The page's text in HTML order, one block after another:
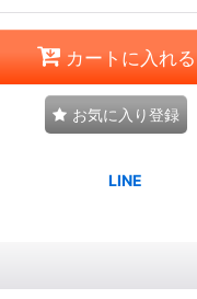
カートに入れる
お気に入り登録